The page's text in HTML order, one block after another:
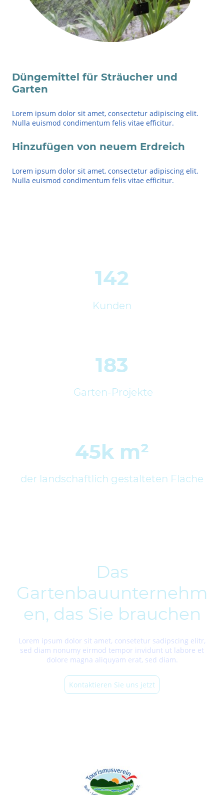
Düngemittel für Sträucher und
Garten
Lorem ipsum dolor sit amet, consectetur adipiscing elit.
Nulla euismod condimentum felis vitae efficitur.
Hinzufügen von neuem Erdreich
Lorem ipsum dolor sit amet, consectetur adipiscing elit.
Nulla euismod condimentum felis vitae efficitur.
142
Kunden
183
Garten-Projekte
45k m²
der landschaftlich gestalteten Fläche
Das
Gartenbauunternehm
en, das Sie brauchen
Lorem ipsum dolor sit amet, consetetur sadipscing elitr,
sed diam nonumy eirmod tempor invidunt ut labore et
dolore magna aliquyam erat, sed diam.
Kontaktieren Sie uns jetzt